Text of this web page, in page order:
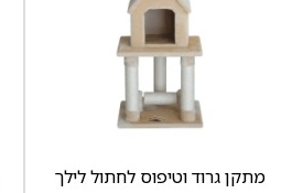
מתקן גרוד וטיפוס לחתול לילך